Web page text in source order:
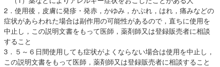
2．使用後，皮膚に発疹・発赤，かゆみ，かぶれ，はれ，痛みなどの
症状があらわれた場合は副作用の可能性があるので，直ちに使用を
中止し，この説明文書をもって医師，薬剤師又は登録販売者に相談
すること
3．５～６日間使用しても症状がよくならない場合は使用を中止し，
この説明文書をもって医師，薬剤師又は登録販売者に相談すること